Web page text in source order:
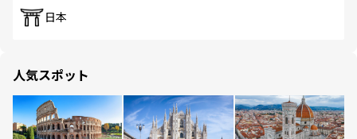
日本
人気スポット